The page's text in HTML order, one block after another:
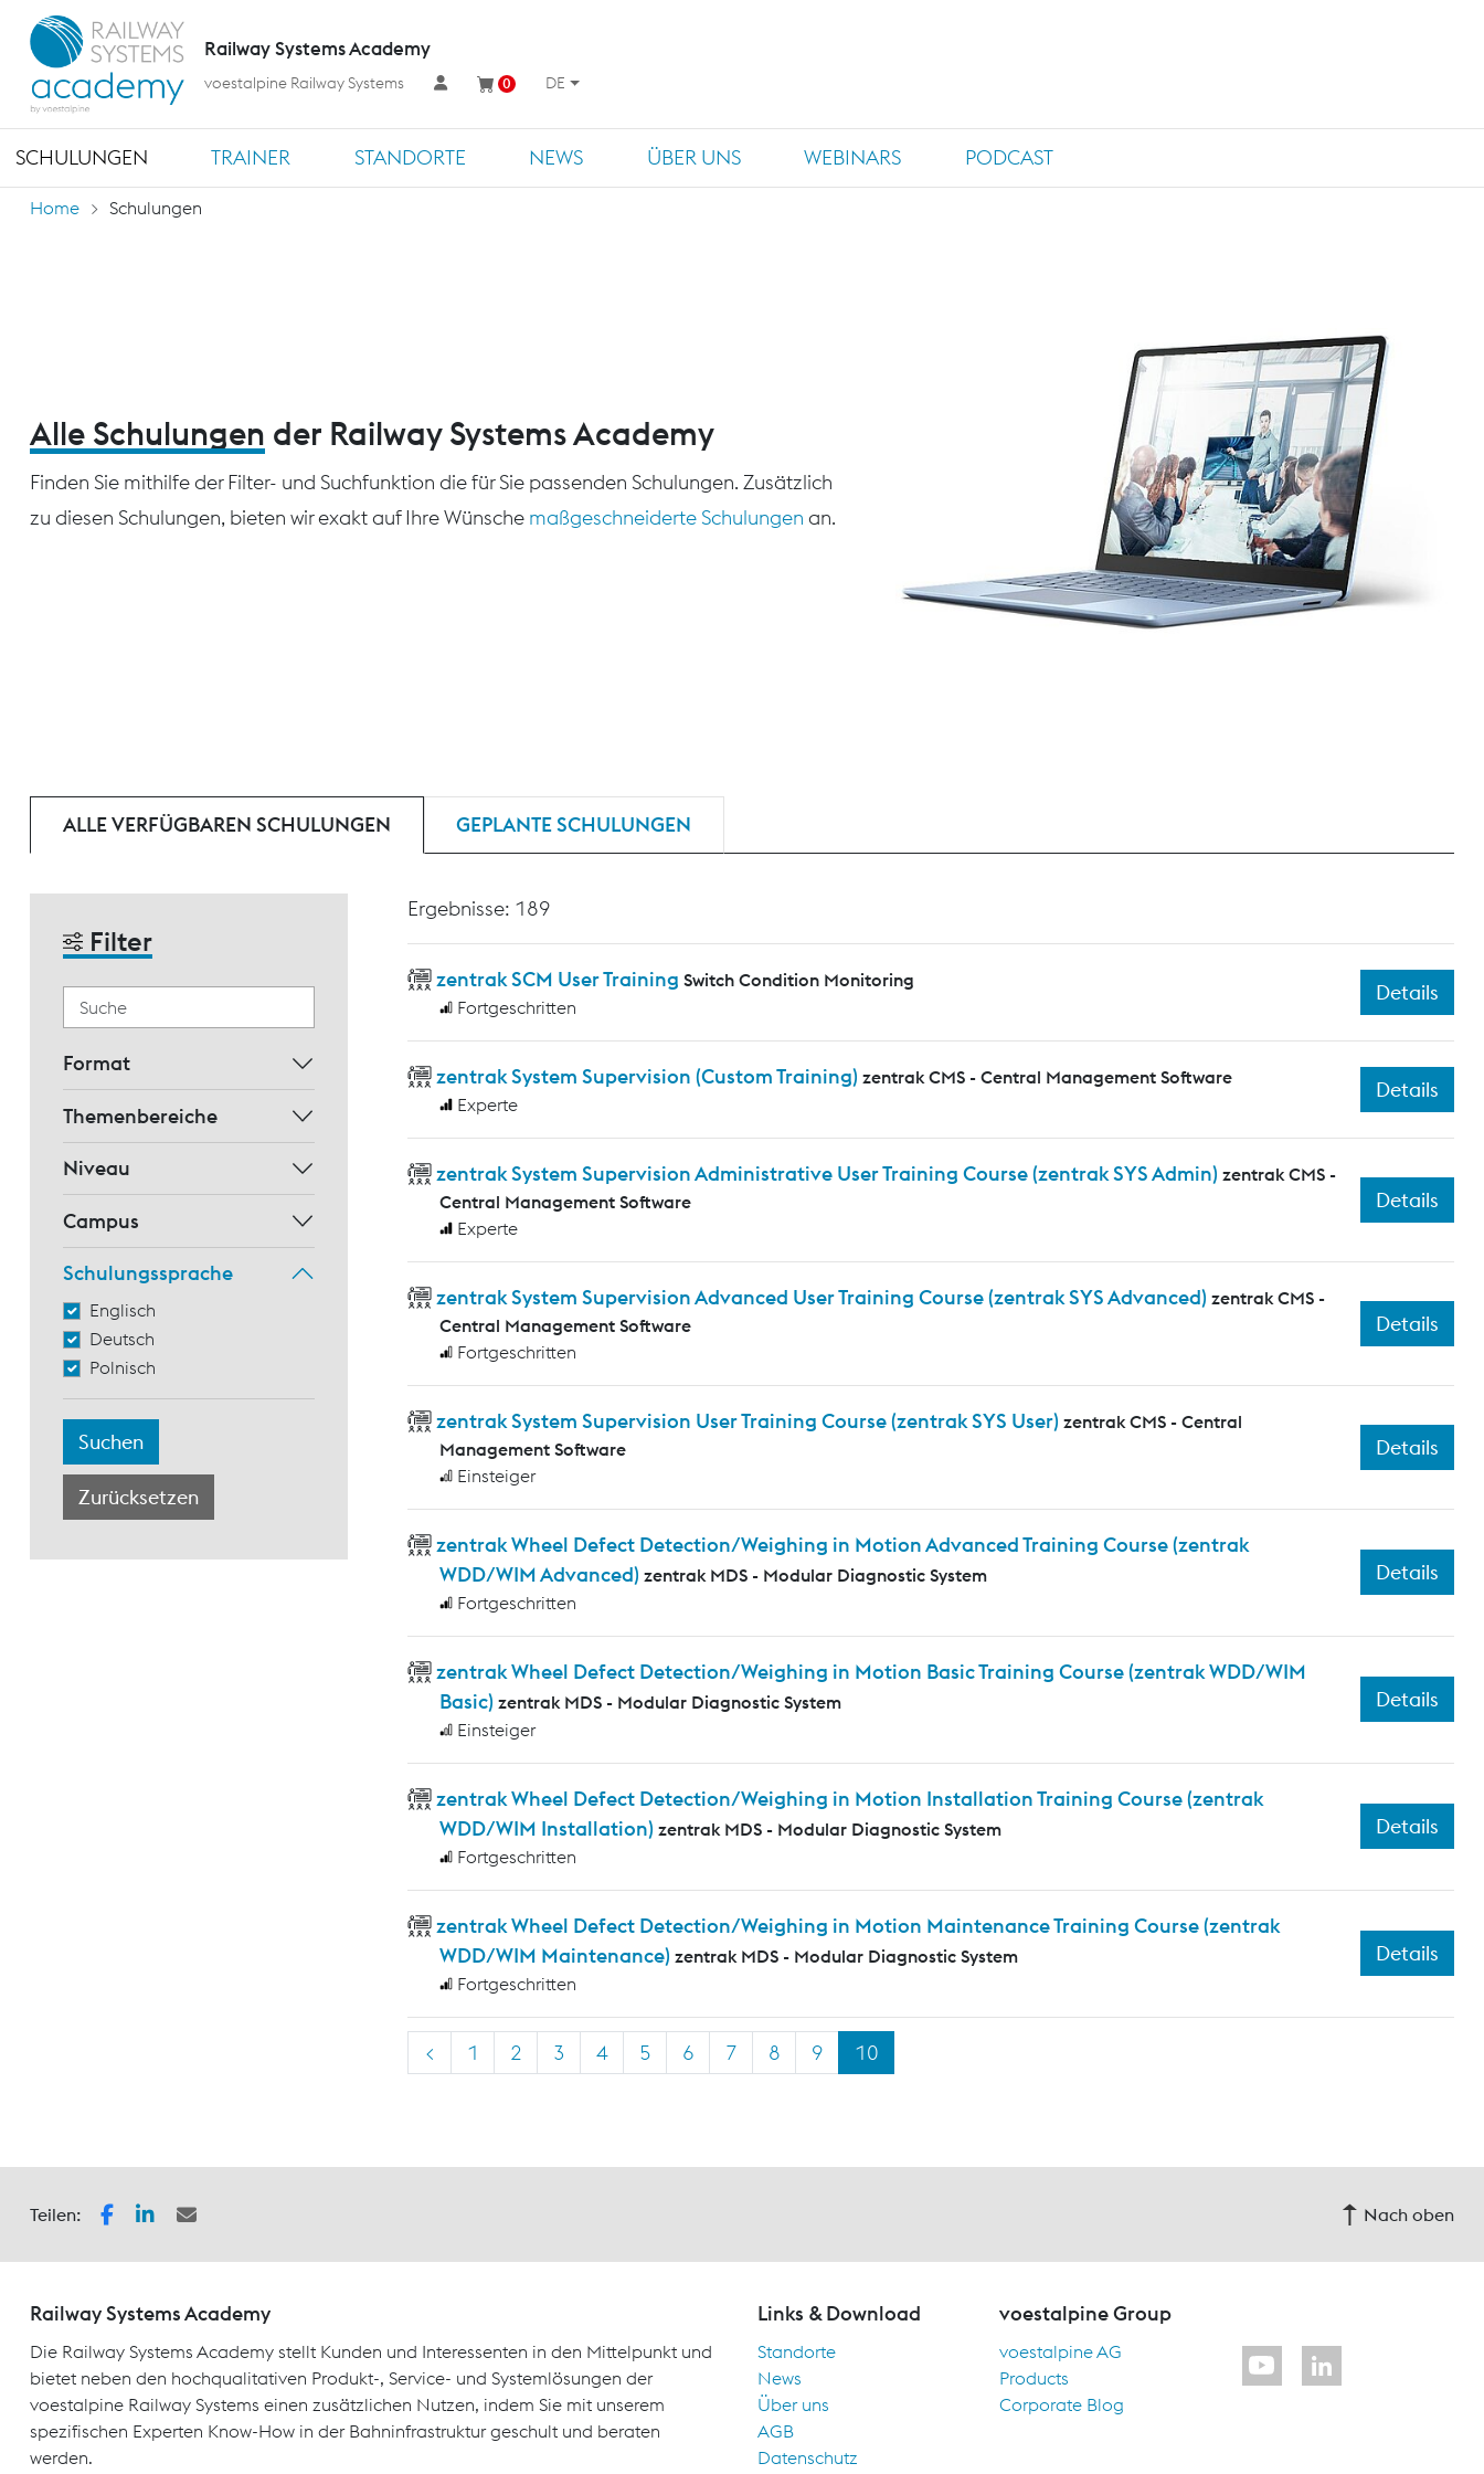
SCHULUNGEN TRAINER STANDORTE NEWS ÜBER UNS WEBINARS PODCAST
Railway Systems Academy
voestalpine Railway Systems 0 DE
Home Schulungen
Alle Schulungen der Railway Systems Academy
Finden Sie mithilfe der Filter- und Suchfunktion die für Sie passenden Schulungen. Zusätzlich
zu diesen Schulungen, bieten wir exakt auf Ihre Wünsche maßgeschneiderte Schulungen an.
ALLE VERFÜGBAREN SCHULUNGEN GEPLANTE SCHULUNGEN
Filter
Format
Themenbereiche
Niveau
Campus
Schulungssprache
Englisch
Deutsch
Polnisch
Ergebnisse: 189
zentrak SCM User Training Switch Condition Monitoring
Fortgeschritten
Details
zentrak System Supervision (Custom Training) zentrak CMS - Central Management Software
Experte
Details
zentrak System Supervision Administrative User Training Course (zentrak SYS Admin) zentrak CMS -
Central Management Software
Experte
Details
zentrak System Supervision Advanced User Training Course (zentrak SYS Advanced) zentrak CMS -
Central Management Software
Fortgeschritten
Details
zentrak System Supervision User Training Course (zentrak SYS User) zentrak CMS - Central
Management Software
Einsteiger
Details
zentrak Wheel Defect Detection/Weighing in Motion Advanced Training Course (zentrak
WDD/WIM Advanced) zentrak MDS - Modular Diagnostic System
Fortgeschritten
Details
zentrak Wheel Defect Detection/Weighing in Motion Basic Training Course (zentrak WDD/WIM
Basic) zentrak MDS - Modular Diagnostic System
Einsteiger
Details
zentrak Wheel Defect Detection/Weighing in Motion Installation Training Course (zentrak
WDD/WIM Installation) zentrak MDS - Modular Diagnostic System
Fortgeschritten
Details
zentrak Wheel Defect Detection/Weighing in Motion Maintenance Training Course (zentrak
WDD/WIM Maintenance) zentrak MDS - Modular Diagnostic System
Fortgeschritten
Details
< 1 2 3 4 5 6 7 8 9 10
Teilen: Nach oben
Railway Systems Academy
Die Railway Systems Academy stellt Kunden und Interessenten in den Mittelpunkt und
bietet neben den hochqualitativen Produkt-, Service- und Systemlösungen der
voestalpine Railway Systems einen zusätzlichen Nutzen, indem Sie mit unserem
spezifischen Experten Know-How in der Bahninfrastruktur geschult und beraten
werden.
Links & Download
Standorte
News
Über uns
AGB
Datenschutz
voestalpine Group
voestalpine AG
Products
Corporate Blog